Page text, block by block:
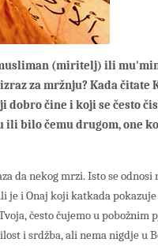
(miritelj) ili
za mržnju? Kada čitate
dobro čine i koji se često
bilo čemu drugom, one
da nekog mrzi. Isto se odnosi
je i Onaj koji katkada
često čujemo u
i srdžba, ali nema nigdje u